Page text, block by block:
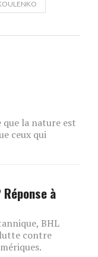
que la nature est
ceux qui
à
BHL
contre